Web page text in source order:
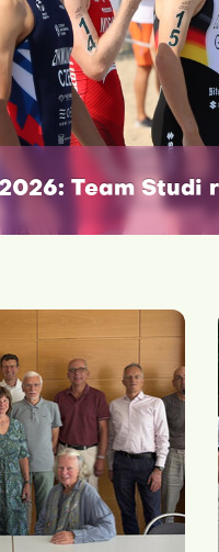
Team Studi